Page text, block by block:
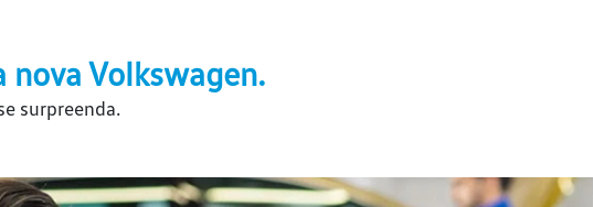
nova Volkswagen.
surpreenda.